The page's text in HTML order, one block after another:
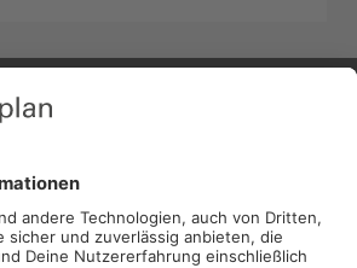
02501 801 44 84
service@topfarmplan.de